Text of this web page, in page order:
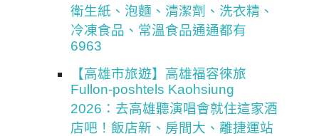
衛生紙、泡麵、清潔劑、洗衣精、
冷凍食品、常溫食品通通都有
6963
【高雄市旅遊】高雄福容徠旅
Fullon-poshtels Kaohsiung
2026：去高雄聽演唱會就住這家酒
店吧！飯店新、房間大、離捷運站